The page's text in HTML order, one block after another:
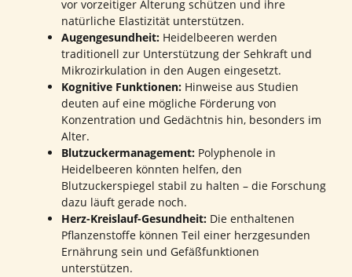
vor vorzeitiger Alterung schützen und ihre
natürliche Elastizität unterstützen.
Augengesundheit: Heidelbeeren werden
traditionell zur Unterstützung der Sehkraft und
Mikrozirkulation in den Augen eingesetzt.
Kognitive Funktionen: Hinweise aus Studien
deuten auf eine mögliche Förderung von
Konzentration und Gedächtnis hin, besonders im
Alter.
Blutzuckermanagement: Polyphenole in
Heidelbeeren könnten helfen, den
Blutzuckerspiegel stabil zu halten – die Forschung
dazu läuft gerade noch.
Herz-Kreislauf-Gesundheit: Die enthaltenen
Pflanzenstoffe können Teil einer herzgesunden
Ernährung sein und Gefäßfunktionen
unterstützen.